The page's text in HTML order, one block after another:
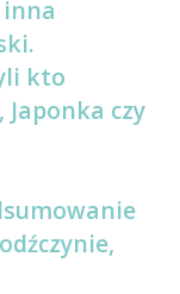
inna
kto
czy